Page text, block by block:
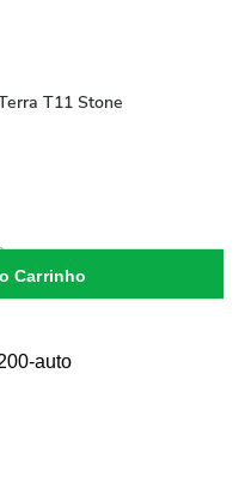
T11 Stone
Carrinho